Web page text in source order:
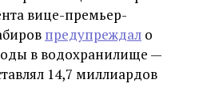
вице-премьер-
предупреждал о
в водохранилище —
14,7 миллиардов